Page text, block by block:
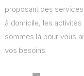
proposant des
à domicile, les
sommes là pour vous
vos besoins.